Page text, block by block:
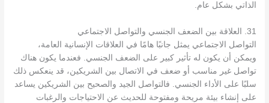
الذاتي بشكل عام.
31. العلاقة بين الضعف الجنسي والتواصل الاجتماعي
التواصل الاجتماعي يمثل جانبًا هامًا في العلاقات الإنسانية العامة،
ويمكن أن يكون له تأثير كبير على الضعف الجنسي. فعندما يكون هناك
تواصل غير مناسب أو ضعف في الاتصال بين الشريكين، قد ينعكس ذلك
سلبًا على الأداء الجنسي. فالتواصل الجيد والصحيح بين الشريكين يساعد
على إنشاء بيئة مريحة ومفتوحة للحديث عن الاحتياجات والرغبات